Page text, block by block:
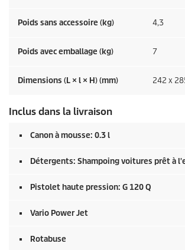
Poids sans accessoire (kg) 4,3
Poids avec emballage (kg) 7
Dimensions (L × l × H) (mm) 242 x
Inclus dans la livraison
Canon à mousse: 0.3 l
Détergents: Shampoing voitures prêt à
Pistolet haute pression: G 120 Q
Vario Power Jet
Rotabuse